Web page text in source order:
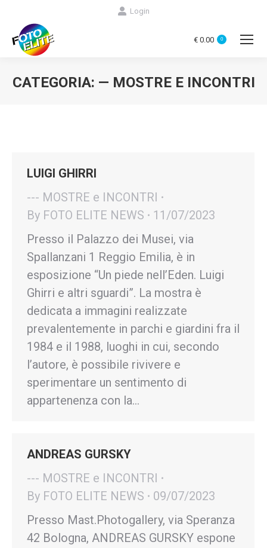
Login
€ 0.00 0
CATEGORIA: — MOSTRE E INCONTRI
LUIGI GHIRRI
--- MOSTRE e INCONTRI
By FOTO ELITE NEWS
11/07/2023
Presso il Palazzo dei Musei, via
Spallanzani 1 Reggio Emilia, è in
esposizione “Un piede nell’Eden. Luigi
Ghirri e altri sguardi”. La mostra è
dedicata a immagini realizzate
prevalentemente in parchi e giardini fra il
1984 e il 1988, luoghi in cui, secondo
l’autore, è possibile rivivere e
sperimentare un sentimento di
appartenenza con la…
ANDREAS GURSKY
--- MOSTRE e INCONTRI
By FOTO ELITE NEWS
09/07/2023
Presso Mast.Photogallery, via Speranza
42 Bologna, ANDREAS GURSKY espone